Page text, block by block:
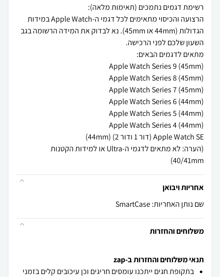
הרצועה והכיסוי מתאימים לכל דגמי ה-Apple Watch במידות
הגדולות (44mm או 45mm). נא לבדוק את המידה הרשומה בגב
(הערה: לא מתאים לדגמי ה-Ultra או למידות הקטנות
40/41mm)
אחריות ויבואן
שם נותן האחריות: SmartCase
משלוחים והחזרות
תנאי משלוחים והחזרות ב-zap
בתקופת חגים ייתכנו עומסים חריגים וכן עיכובים קלים בזמני